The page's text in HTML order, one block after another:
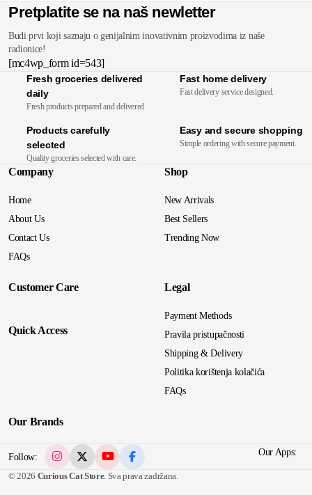
Pretplatite se na naš newletter
Budi prvi koji saznaju o genijalnim inovativnim proizvodima iz naše
radionice!
[mc4wp_form id=543]
Fresh groceries delivered
daily
Fresh products prepared and delivered
Fast home delivery
Fast delivery service designed.
Products carefully
selected
Quality groceries selected with care.
Easy and secure shopping
Simple ordering with secure payment.
Company
Home
About Us
Contact Us
FAQs
Shop
New Arrivals
Best Sellers
Trending Now
Customer Care
Quick Access
Legal
Payment Methods
Pravila pristupačnosti
Shipping & Delivery
Politika korištenja kolačića
FAQs
Our Brands
Follow: Our Apps:
© 2026 Curious Cat Store. Sva prava zadržana.